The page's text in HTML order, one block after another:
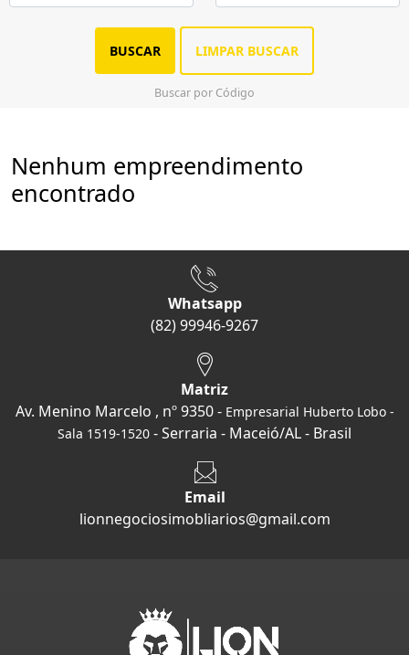
BUSCAR LIMPAR BUSCAR
Buscar por Código
Nenhum empreendimento
encontrado
Whatsapp
(82) 99946-9267
Matriz
Av. Menino Marcelo , nº 9350 - Empresarial Huberto Lobo -
Sala 1519-1520 - Serraria - Maceió/AL - Brasil
Email
lionnegociosimobliarios@gmail.com